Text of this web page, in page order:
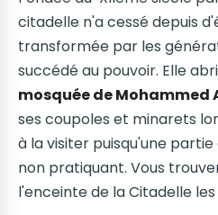
citadelle n'a cessé depuis
transformée par les
succédé au pouvoir. Elle
mosquée de Mohammed
ses coupoles et minarets
à la visiter puisqu'une
non pratiquant. Vous
l'enceinte de la Citadelle